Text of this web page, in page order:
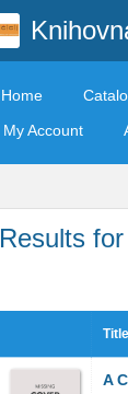
Home
My Account
Results
Title
A